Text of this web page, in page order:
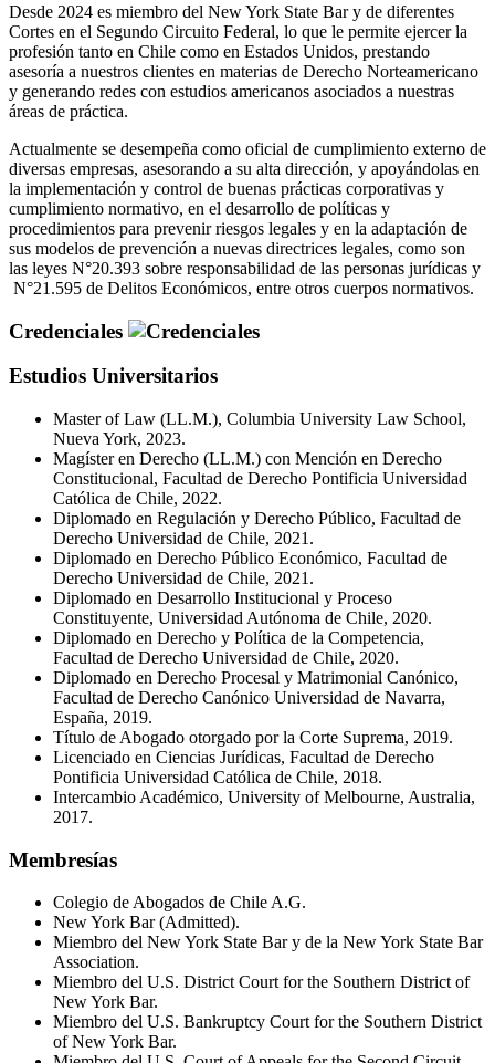
Desde 2024 es miembro del New York State Bar y de diferentes
Cortes en el Segundo Circuito Federal, lo que le permite ejercer la
profesión tanto en Chile como en Estados Unidos, prestando
asesoría a nuestros clientes en materias de Derecho Norteamericano
y generando redes con estudios americanos asociados a nuestras
áreas de práctica.
Actualmente se desempeña como oficial de cumplimiento externo de
diversas empresas, asesorando a su alta dirección, y apoyándolas en
la implementación y control de buenas prácticas corporativas y
cumplimiento normativo, en el desarrollo de políticas y
procedimientos para prevenir riesgos legales y en la adaptación de
sus modelos de prevención a nuevas directrices legales, como son
las leyes N°20.393 sobre responsabilidad de las personas jurídicas y
N°21.595 de Delitos Económicos, entre otros cuerpos normativos.
Credenciales
Estudios Universitarios
Master of Law (LL.M.), Columbia University Law School,
Nueva York, 2023.
Magíster en Derecho (LL.M.) con Mención en Derecho
Constitucional, Facultad de Derecho Pontificia Universidad
Católica de Chile, 2022.
Diplomado en Regulación y Derecho Público, Facultad de
Derecho Universidad de Chile, 2021.
Diplomado en Derecho Público Económico, Facultad de
Derecho Universidad de Chile, 2021.
Diplomado en Desarrollo Institucional y Proceso
Constituyente, Universidad Autónoma de Chile, 2020.
Diplomado en Derecho y Política de la Competencia,
Facultad de Derecho Universidad de Chile, 2020.
Diplomado en Derecho Procesal y Matrimonial Canónico,
Facultad de Derecho Canónico Universidad de Navarra,
España, 2019.
Título de Abogado otorgado por la Corte Suprema, 2019.
Licenciado en Ciencias Jurídicas, Facultad de Derecho
Pontificia Universidad Católica de Chile, 2018.
Intercambio Académico, University of Melbourne, Australia,
2017.
Membresías
Colegio de Abogados de Chile A.G.
New York Bar (Admitted).
Miembro del New York State Bar y de la New York State Bar
Association.
Miembro del U.S. District Court for the Southern District of
New York Bar.
Miembro del U.S. Bankruptcy Court for the Southern District
of New York Bar.